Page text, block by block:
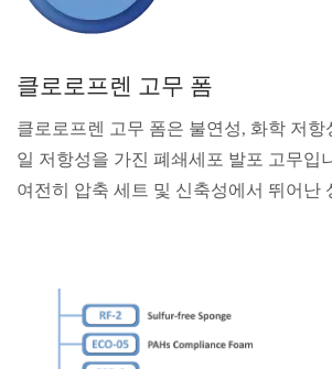
클로로프렌 고무 폼
클로로프렌 고무 폼은 불연성, 화학 저항
일 저항성을 가진 폐쇄세포 발포 고무입
여전히 압축 세트 및 신축성에서 뛰어난